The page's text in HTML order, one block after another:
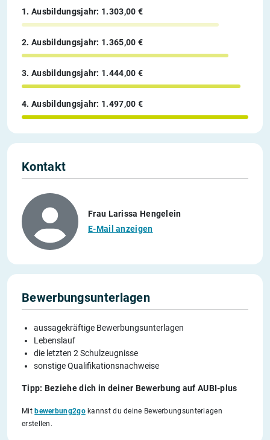
1. Ausbildungsjahr: 1.303,00 €
2. Ausbildungsjahr: 1.365,00 €
3. Ausbildungsjahr: 1.444,00 €
4. Ausbildungsjahr: 1.497,00 €
Kontakt
Frau Larissa Hengelein
E-Mail anzeigen
Bewerbungsunterlagen
aussagekräftige Bewerbungsunterlagen
Lebenslauf
die letzten 2 Schulzeugnisse
sonstige Qualifikationsnachweise
Tipp: Beziehe dich in deiner Bewerbung auf AUBI-plus
Mit bewerbung2gokannst du deine Bewerbungsunterlagen
erstellen.